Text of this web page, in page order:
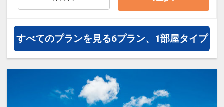
うれしいポイント
●グループホテルオリジナル「日本最西
端・最南端 竹富島の湯」の入浴剤の素１
パック付！
※旅行代金に含まれます。
連泊特色
ける洗濯ジェルボール付（１部屋につき
２個／１回のみ）
●「素泊まりのお客様」は、３連泊以上
すべてのプランを見る6プラン、1部屋タイプ